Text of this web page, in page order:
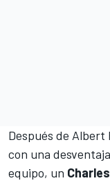
Después de Albert
con una
equipo, un